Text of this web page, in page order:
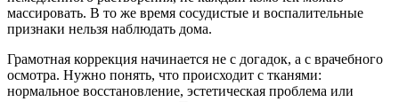
массировать. В то же время сосудистые и воспалительные
признаки нельзя наблюдать дома.
Грамотная коррекция начинается не с догадок, а с врачебного
осмотра. Нужно понять, что происходит с тканями:
нормальное восстановление, эстетическая проблема или